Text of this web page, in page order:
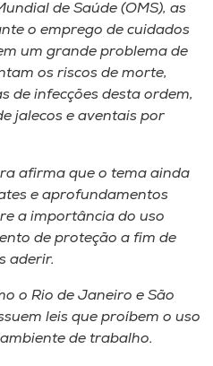
de Saúde (OMS), as
o emprego de cuidados
um grande problema de
os riscos de morte,
de infecções desta ordem,
jalecos e aventais por
afirma que o tema ainda
e aprofundamentos
a importância do uso
de proteção a fim de
aderir.
o Rio de Janeiro e São
leis que proíbem o uso
de trabalho.